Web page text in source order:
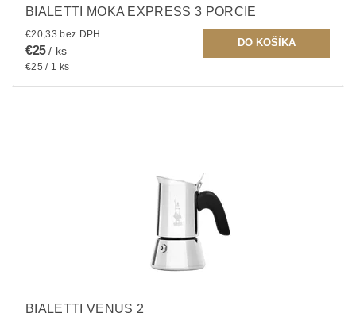
BIALETTI MOKA EXPRESS 3 PORCIE
€20,33 bez DPH
€25/ ks
€25 / 1 ks
BIALETTI VENUS 2